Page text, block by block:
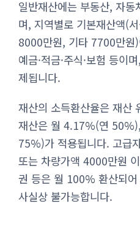
일반재산에는 부동산, 자
며, 지역별로 기본재산액(
8000만원, 기타 7700만원
예금·적금·주식·보험 등이
제됩니다.
재산의 소득환산율은 재산
재산은 월 4.17%(연
75%)가 적용됩니다. 고급
또는 차량가액 4000만원
권 등은 월 100% 환산되
사실상 불가능합니다.